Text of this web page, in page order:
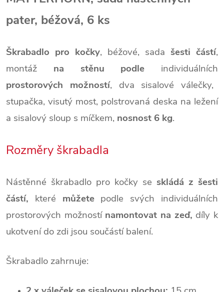
pater, béžová, 6 ks
Škrabadlo pro kočky, béžové, sada šesti částí,
montáž na stěnu podle individuálních
prostorových možností, dva sisalové válečky,
stupačka, visutý most, polstrovaná deska na ležení
a sisalový sloup s míčkem, nosnost 6 kg.
Rozměry škrabadla
Nástěnné škrabadlo pro kočky se skládá z šesti
částí, které můžete podle svých individuálních
prostorových možnostínamontovat na zeď, díly k
ukotvení do zdi jsou součástí balení.
Škrabadlo zahrnuje: